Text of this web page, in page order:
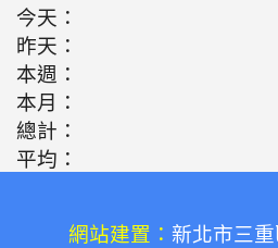
今天：
昨天：
本週：
本月：
總計：
平均：
網站建置： 新北市三